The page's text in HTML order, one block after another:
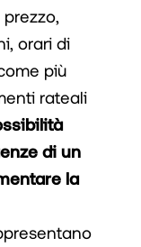
orari di
più
rateali
di un
la